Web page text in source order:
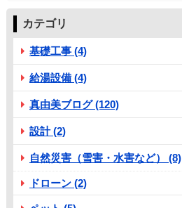
カテゴリ
基礎工事 (4)
給湯設備 (4)
真由美ブログ (120)
設計 (2)
自然災害（雪害・水害など） (8)
ドローン (2)